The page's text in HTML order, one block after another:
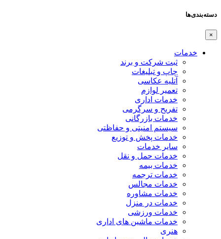
دسته‌بندی‌ها
×
خدمات
ثبت شرکت و برند
چاپ و تبلیغات
آتلیه عکاسی
تعمیر لوازم
خدمات اداری
تفریح و سرگرمی
خدمات بازرگانی
سیستم امنیتی و حفاظتی
خدمات پخش و توزیع
سایر خدمات
خدمات حمل و نقل
خدمات بیمه
خدمات ترجمه
خدمات مجالس
خدمات مشاوره
خدمات در منزل
خدمات ورزشی
خدمات ماشین های اداری
هنری